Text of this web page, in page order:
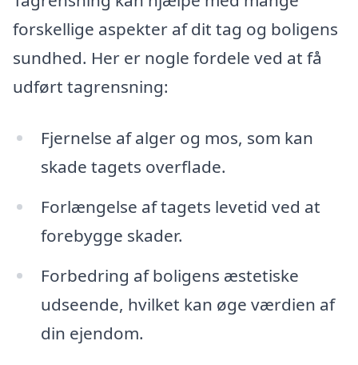
forskellige aspekter af dit tag og boligens
sundhed. Her er nogle fordele ved at få
udført tagrensning:
Fjernelse af alger og mos, som kan
skade tagets overflade.
Forlængelse af tagets levetid ved at
forebygge skader.
Forbedring af boligens æstetiske
udseende, hvilket kan øge værdien af
din ejendom.